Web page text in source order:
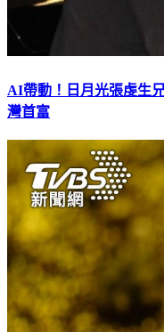
AI帶動！日月光張虔生
灣首富